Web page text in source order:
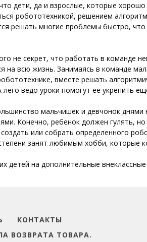
дети, да и взрослые, которые
робототехникой, решением
решать многие проблемы быстро,
не секрет, что работать в команде
на всю жизнь. Занимаясь в команде
вместе решать
лего ведо уроки помогут ее укрепить
мальчишек и девчонок днями
Конечно, ребенок должен гулять,
или собрать определенного
занят любимым хобби, которые
детей на дополнительные
КОНТАКТЫ
ВОЗВРАТА ТОВАРА.